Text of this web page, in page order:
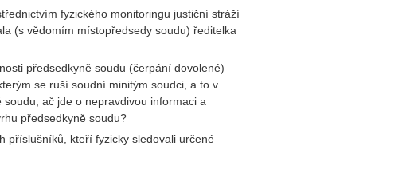
fyzického monitoringu justiční stráží
(s vědomím místopředsedy soudu) ředitelka
předsedkyně soudu (čerpání dovolené)
se ruší soudní minitým soudci, a to v
ač jde o nepravdivou informaci a
předsedkyně soudu?
příslušníků, kteří fyzicky sledovali určené